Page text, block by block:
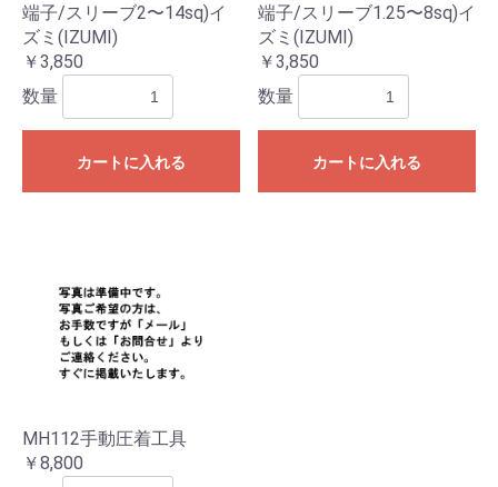
端子/スリーブ2〜14sq)イ
ズミ(IZUMI)
￥3,850
数量
カートに入れる
端子/スリーブ1.25〜8sq)イ
ズミ(IZUMI)
￥3,850
数量
カートに入れる
MH112手動圧着工具
￥8,800